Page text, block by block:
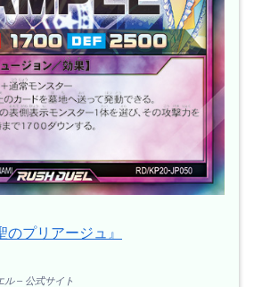
プリアージュ』
ル – 公式サイト